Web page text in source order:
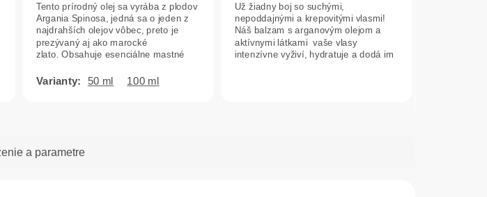
z
5
hviezdičiek.
Tento prírodný olej sa vyrába z plodov
Argania Spinosa, jedná sa o jeden z
najdrahších olejov vôbec, preto je
prezývaný aj ako marocké
zlato. Obsahuje esenciálne mastné
50 ml 100 ml
z
5
hviezdičiek.
Už žiadny boj so suchými,
nepoddajnými a krepovitými vlasmi!
Náš balzam s arganovým olejom a
aktívnymi látkami vaše vlasy
intenzívne vyživí, hydratuje a dodá im
a parametre